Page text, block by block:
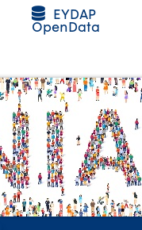
EYDAP
OpenData